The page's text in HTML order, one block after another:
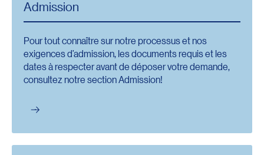
Admission
Pour tout connaître sur notre processus et nos
exigences d’admission, les documents requis et les
dates à respecter avant de déposer votre demande,
consultez notre section Admission!